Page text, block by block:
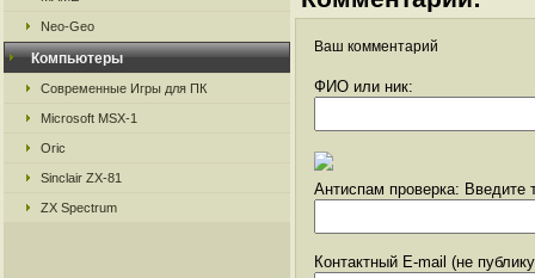
Neo-Geo
Компьютеры
Современные Игры для ПК
Microsoft MSX-1
Oric
Sinclair ZX-81
ZX Spectrum
Ваш комментарий
ФИО или ник:
Антиспам проверка: Введите
Контактный E-mail (не